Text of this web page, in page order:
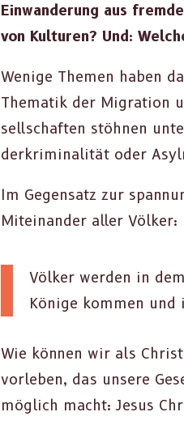
Ein­wan­derung aus
von Kul­turen? Und:
Wenige The­men haben
The­matik der Migra­tion
sellschaften stöh­nen
derkrim­i­nal­ität oder
Im Gegen­satz zur
Miteinan­der aller Völk­er:
Völk­er wer­den in
Könige kom­men
Wie kön­nen wir als
vor­leben, das unsere
möglich macht: Jesus